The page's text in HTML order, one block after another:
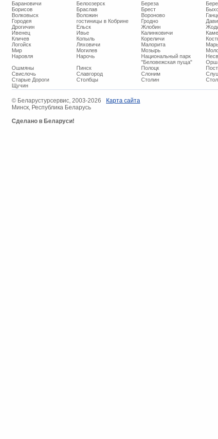
Барановичи Белоозерск Береза
Борисов
Браслав Брест
Волковыск
Воложин Вороново
Городея
гостиницы в Кобрине Гродно
Дрогичин
Ельск Жлобин
Ивенец
Ивье Калинковичи
Кличев
Копыль Кореличи
Логойск
Ляховичи Малорита
Мир
Могилев Мозырь
Наровля
Нарочь
Национальный парк
"Беловежская пуща"
Ошмяны
Пинск Полоцк
Свислочь
Славгород Слоним
Старые Дороги
Столбцы Столин
Щучин
© ​Беларустурсервис, 2003-2026
Минск, Республика Беларусь
Сделано в Беларуси!
Карта сайта